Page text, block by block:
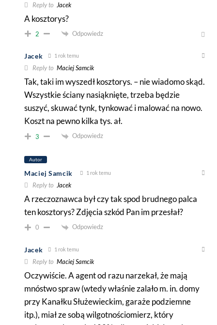
Reply to Jacek
A kosztorys?
2 Odpowiedz
Jacek 1 rok temu
Reply to Maciej Samcik
Tak, taki im wyszedł kosztorys. – nie wiadomo skąd.
Wszystkie ściany nasiąknięte, trzeba będzie
suszyć, skuwać tynk, tynkować i malować na nowo.
Koszt na pewno kilka tys. ał.
3 Odpowiedz
Autor
Maciej Samcik 1 rok temu
Reply to Jacek
A rzeczoznawca był czy tak spod brudnego palca
ten kosztorys? Zdjęcia szkód Pan im przesłał?
0 Odpowiedz
Jacek 1 rok temu
Reply to Maciej Samcik
Oczywiście. A agent od razu narzekał, że mają
mnóstwo spraw (wtedy właśnie zalało m. in. domy
przy Kanałku Służewieckim, garaże podziemne
itp.), miał ze sobą wilgotnościomierz, który